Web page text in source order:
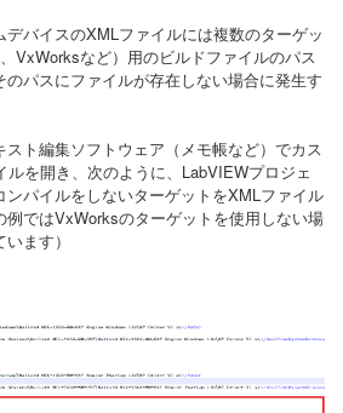
バイスのXMLファイルには複数のターゲッ
VxWorksなど）用のビルドファイルのパス
パスにファイルが存在しない場合に発生す
スト編集ソフトウェア（メモ帳など）でカス
ルを開き、次のように、LabVIEWプロジェ
ンパイルをしないターゲットをXMLファイル
ではVxWorksのターゲットを使用しない場
ます）